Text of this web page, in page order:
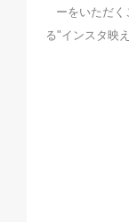
ーをいただ
る"インスタ映